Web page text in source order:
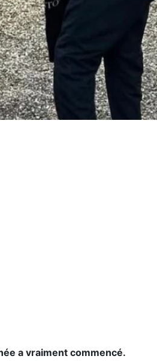
a vraiment commencé.